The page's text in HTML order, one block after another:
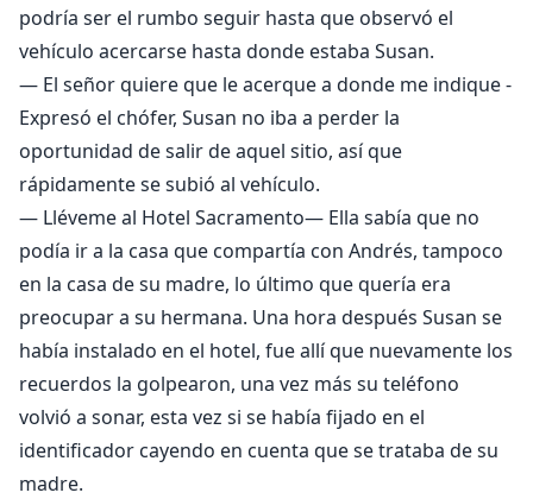
podría ser el rumbo seguir hasta que observó el
vehículo acercarse hasta donde estaba Susan.
— El señor quiere que le acerque a donde me indique -
Expresó el chófer, Susan no iba a perder la
oportunidad de salir de aquel sitio, así que
rápidamente se subió al vehículo.
— Lléveme al Hotel Sacramento— Ella sabía que no
podía ir a la casa que compartía con Andrés, tampoco
en la casa de su madre, lo último que quería era
preocupar a su hermana. Una hora después Susan se
había instalado en el hotel, fue allí que nuevamente los
recuerdos la golpearon, una vez más su teléfono
volvió a sonar, esta vez si se había fijado en el
identificador cayendo en cuenta que se trataba de su
madre.